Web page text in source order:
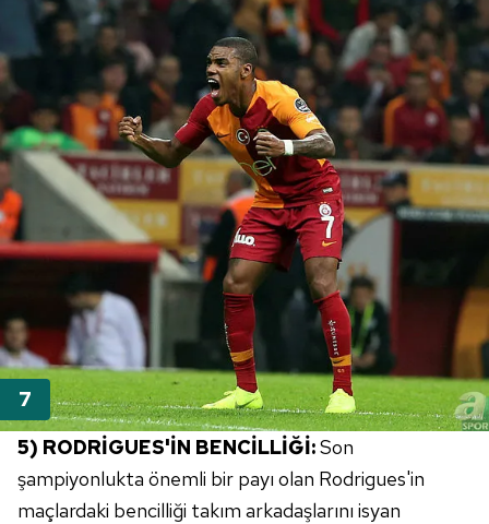
5) RODRİGUES'İN BENCİLLİĞİ:Son
şampiyonlukta önemli bir payı olan Rodrigues'in
maçlardaki bencilliği takım arkadaşlarını isyan